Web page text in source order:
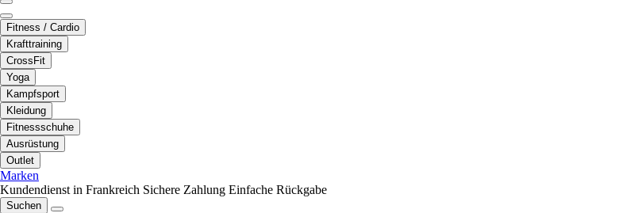
Fitness / Cardio
Krafttraining
CrossFit
Yoga
Kampfsport
Kleidung
Fitnessschuhe
Ausrüstung
Outlet
Marken
Kundendienst in Frankreich Sichere Zahlung Einfache Rückgabe
Suchen